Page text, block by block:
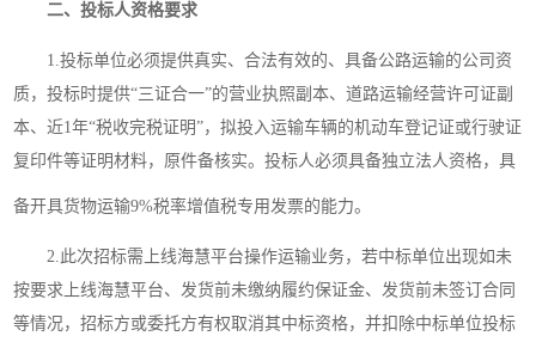
二、投标人资格要求
1.投标单位必须提供真实、合法有效的、具备公路运输的公司资
质，投标时提供“三证合一”的营业执照副本、道路运输经营许可证副
本、近1年“税收完税证明”，拟投入运输车辆的机动车登记证或行驶证
复印件等证明材料，原件备核实。投标人必须具备独立法人资格，具
备开具货物运输9%税率增值税专用发票的能力。
2.此次招标需上线海慧平台操作运输业务，若中标单位出现如未
按要求上线海慧平台、发货前未缴纳履约保证金、发货前未签订合同
等情况，招标方或委托方有权取消其中标资格，并扣除中标单位投标